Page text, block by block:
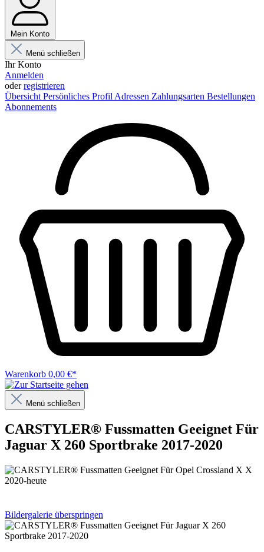
Mein Konto
Menü schließen
Ihr Konto
Anmelden
oderregistrieren
Übersicht Persönliches Profil Adressen Zahlungsarten Bestellungen
Abonnements
Warenkorb 0,00 €*
Menü schließen
CARSTYLER® Fussmatten Geeignet Für
Jaguar X 260 Sportbrake 2017-2020
Bildergalerie überspringen